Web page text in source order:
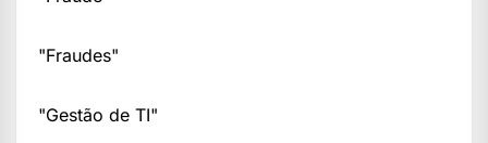
"Fraudes"
"Gestão de TI"